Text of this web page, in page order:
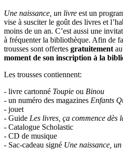
Une naissance, un livre est un
vise à susciter le goût des livres et
moins de un an. C’est aussi une
à fréquenter la bibliothèque. Afin de
trousses sont offertes gratuitement
moment de son inscription à la
Les trousses contiennent:
- livre cartonné Toupie ou Binou
- un numéro des magazines Enfants
- jouet
- Guide Les livres, ça commence dès
- Catalogue Scholastic
- CD de musique
- Sac-cadeau signé Une naissance,